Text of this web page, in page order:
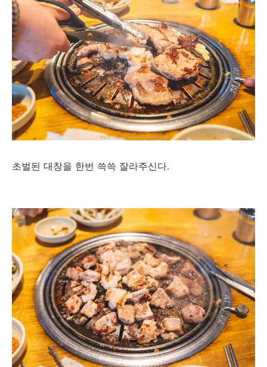
초벌된 대창을 한번 쓱쓱 잘라주신다.